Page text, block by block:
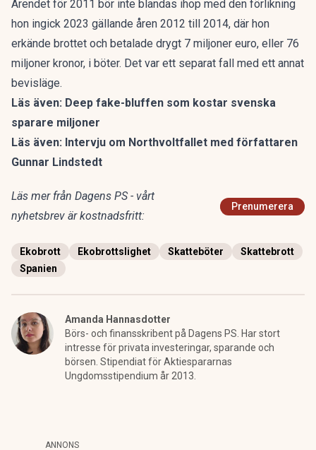
Ärendet för 2011 bör inte blandas ihop med den förlikning
hon ingick 2023 gällande åren 2012 till 2014, där hon
erkände brottet och betalade drygt 7 miljoner euro, eller 76
miljoner kronor, i böter. Det var ett separat fall med ett annat
bevisläge.
Läs även: Deep fake-bluffen som kostar svenska
sparare miljoner
Läs även: Intervju om Northvoltfallet med författaren
Gunnar Lindstedt
Läs mer från Dagens PS - vårt
nyhetsbrev är kostnadsfritt:
Prenumerera
Ekobrott Ekobrottslighet Skatteböter
Skattebrott
Spanien
Amanda Hannasdotter
Börs- och finansskribent på Dagens PS. Har stort
intresse för privata investeringar, sparande och
börsen. Stipendiat för Aktiespararnas
Ungdomsstipendium år 2013.
ANNONS